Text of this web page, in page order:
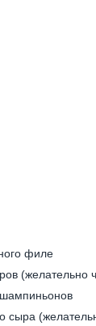
филе
(желательно
сыра